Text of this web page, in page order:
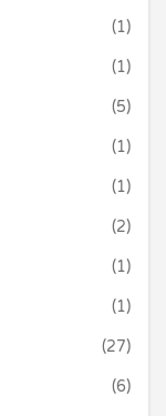
(1)
(1)
(5)
(1)
(1)
(2)
(1)
(1)
(27)
(6)